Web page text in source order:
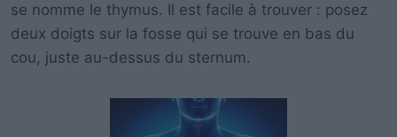
se nomme le thymus. Il est facile à trouver : posez
deux doigts sur la fosse qui se trouve en bas du
cou, juste au-dessus du sternum.